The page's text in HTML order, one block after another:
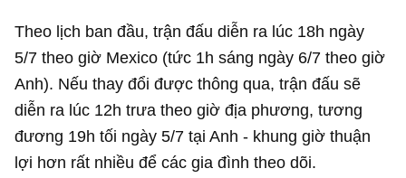
Theo lịch ban đầu, trận đấu diễn ra lúc 18h ngày
5/7 theo giờ Mexico (tức 1h sáng ngày 6/7 theo giờ
Anh). Nếu thay đổi được thông qua, trận đấu sẽ
diễn ra lúc 12h trưa theo giờ địa phương, tương
đương 19h tối ngày 5/7 tại Anh - khung giờ thuận
lợi hơn rất nhiều để các gia đình theo dõi.